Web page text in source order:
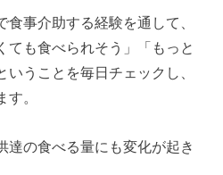
事介助する経験を通して、
ても食べられそう」「もっと
うことを毎日チェックし、
。
達の食べる量にも変化が起き